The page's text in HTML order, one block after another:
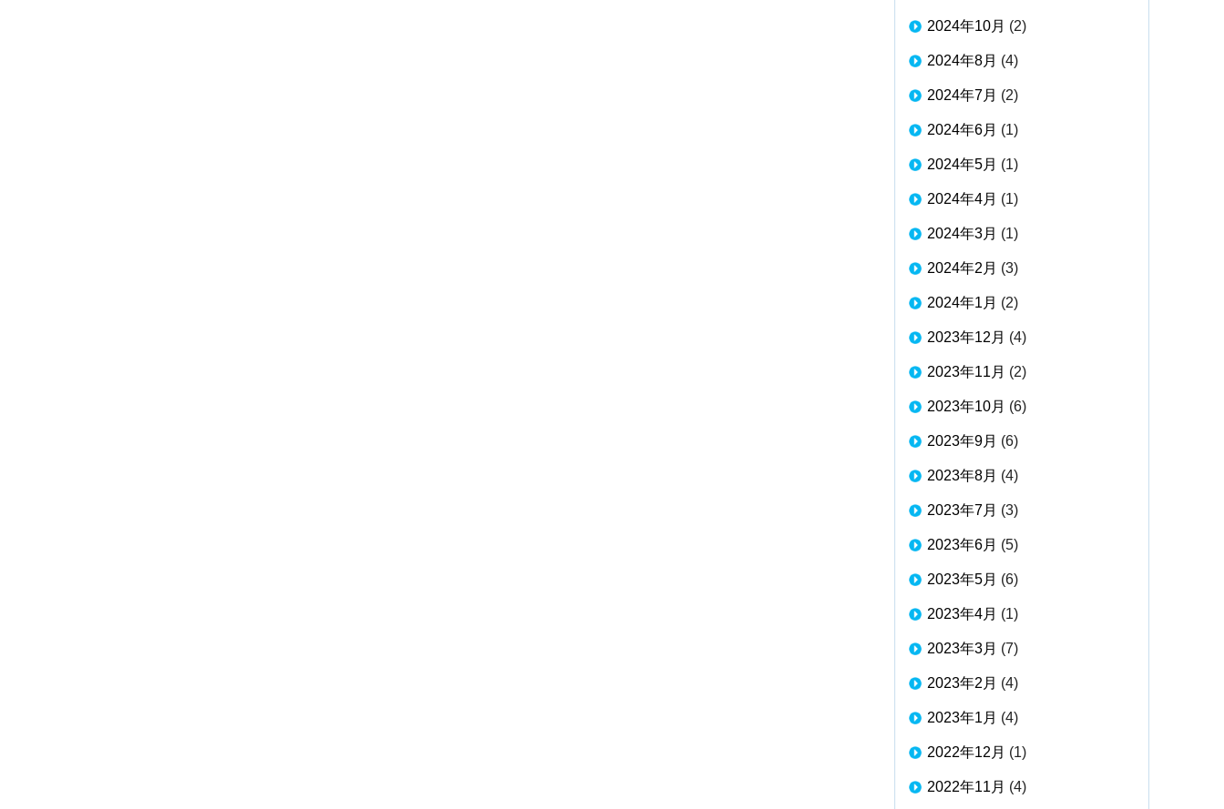
2024年10月 (2)
2024年8月 (4)
2024年7月 (2)
2024年6月 (1)
2024年5月 (1)
2024年4月 (1)
2024年3月 (1)
2024年2月 (3)
2024年1月 (2)
2023年12月 (4)
2023年11月 (2)
2023年10月 (6)
2023年9月 (6)
2023年8月 (4)
2023年7月 (3)
2023年6月 (5)
2023年5月 (6)
2023年4月 (1)
2023年3月 (7)
2023年2月 (4)
2023年1月 (4)
2022年12月 (1)
2022年11月 (4)